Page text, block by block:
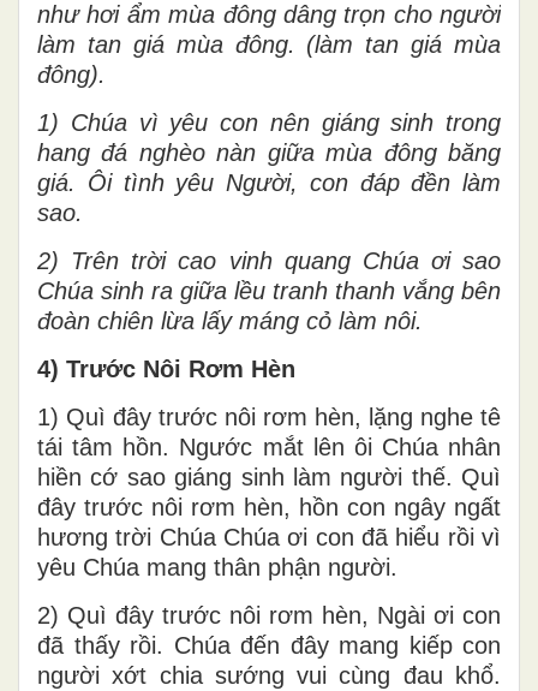
như hơi ẩm mùa đông dâng trọn cho người
làm tan giá mùa đông. (làm tan giá mùa
đông).
1) Chúa vì yêu con nên giáng sinh trong
hang đá nghèo nàn giữa mùa đông băng
giá. Ôi tình yêu Người, con đáp đền làm
sao.
2) Trên trời cao vinh quang Chúa ơi sao
Chúa sinh ra giữa lều tranh thanh vắng bên
đoàn chiên lừa lấy máng cỏ làm nôi.
4) Trước Nôi Rơm Hèn
1) Quì đây trước nôi rơm hèn, lặng nghe tê
tái tâm hồn. Ngước mắt lên ôi Chúa nhân
hiền cớ sao giáng sinh làm người thế. Quì
đây trước nôi rơm hèn, hồn con ngây ngất
hương trời Chúa Chúa ơi con đã hiểu rồi vì
yêu Chúa mang thân phận người.
2) Quì đây trước nôi rơm hèn, Ngài ơi con
đã thấy rồi. Chúa đến đây mang kiếp con
người xớt chia sướng vui cùng đau khổ.